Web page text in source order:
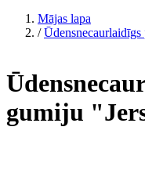
Mājas lapa
/
gumiju